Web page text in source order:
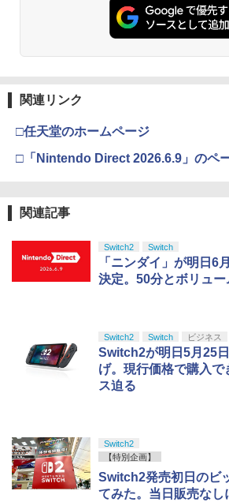
関連リンク
□任天堂のホームページ
□「Nintendo Direct 2026.6.9」のペ
関連記事
Switch2 Switch
「ニンダイ」が明日6
決定。50分とボリュー
Switch2 Switch ビジネス
Switch2が明日5月25
げ。現行価格で購入で
ス迫る
Switch2
【特別企画】
Switch2発売初日のビ
てみた。当日販売なし